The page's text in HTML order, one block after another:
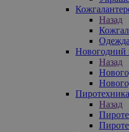
Назад
Назад
Назад